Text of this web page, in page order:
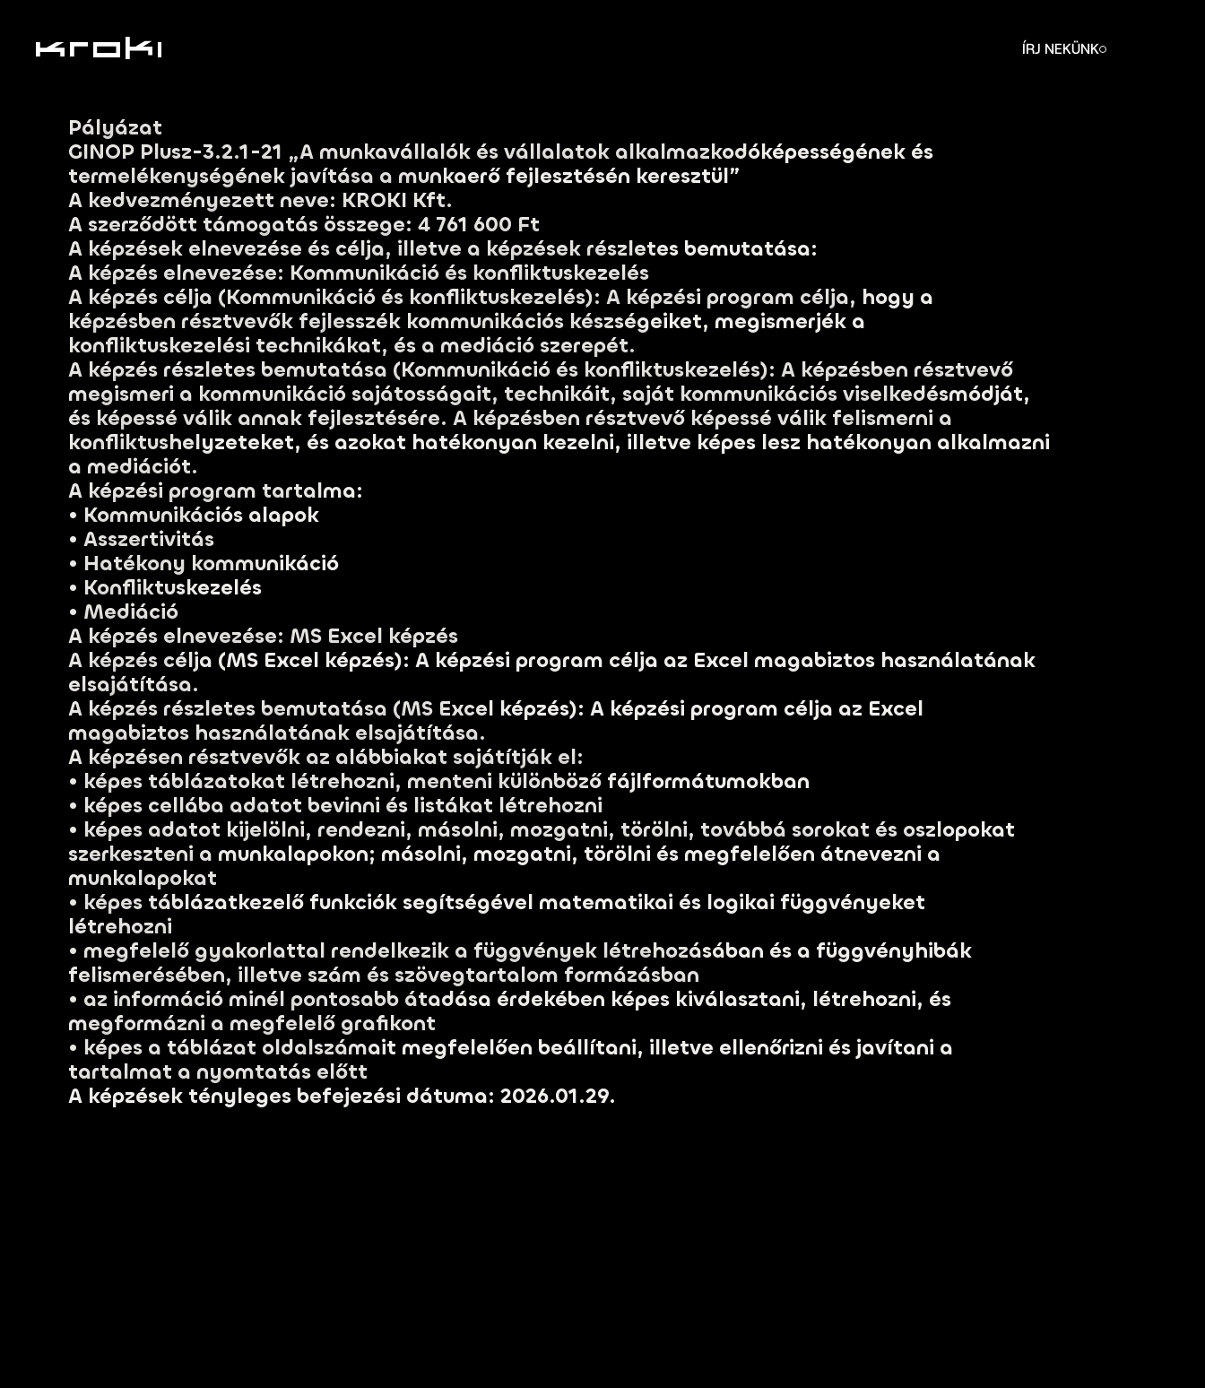
Pályázat
GINOP Plusz-3.2.1-21 „A munkavállalók és vállalatok alkalmazkodóképességének és
termelékenységének javítása a munkaerő fejlesztésén keresztül”
A kedvezményezett neve: KROKI Kft.
A szerződött támogatás összege: 4 761 600 Ft
A képzések elnevezése és célja, illetve a képzések részletes bemutatása:
A képzés elnevezése: Kommunikáció és konfliktuskezelés
A képzés célja (Kommunikáció és konfliktuskezelés): A képzési program célja, hogy a
képzésben résztvevők fejlesszék kommunikációs készségeiket, megismerjék a
konfliktuskezelési technikákat, és a mediáció szerepét.
A képzés részletes bemutatása (Kommunikáció és konfliktuskezelés): A képzésben résztvevő
megismeri a kommunikáció sajátosságait, technikáit, saját kommunikációs viselkedésmódját,
és képessé válik annak fejlesztésére. A képzésben résztvevő képessé válik felismerni a
konfliktushelyzeteket, és azokat hatékonyan kezelni, illetve képes lesz hatékonyan alkalmazni
a mediációt.
A képzési program tartalma:
• Kommunikációs alapok
• Asszertivitás
• Hatékony kommunikáció
• Konfliktuskezelés
• Mediáció
A képzés elnevezése: MS Excel képzés
A képzés célja (MS Excel képzés): A képzési program célja az Excel magabiztos használatának
elsajátítása.
A képzés részletes bemutatása (MS Excel képzés): A képzési program célja az Excel
magabiztos használatának elsajátítása.
A képzésen résztvevők az alábbiakat sajátítják el:
• képes táblázatokat létrehozni, menteni különböző fájlformátumokban
• képes cellába adatot bevinni és listákat létrehozni
• képes adatot kijelölni, rendezni, másolni, mozgatni, törölni, továbbá sorokat és oszlopokat
szerkeszteni a munkalapokon; másolni, mozgatni, törölni és megfelelően átnevezni a
munkalapokat
• képes táblázatkezelő funkciók segítségével matematikai és logikai függvényeket
létrehozni
• megfelelő gyakorlattal rendelkezik a függvények létrehozásában és a függvényhibák
felismerésében, illetve szám és szövegtartalom formázásban
• az információ minél pontosabb átadása érdekében képes kiválasztani, létrehozni, és
megformázni a megfelelő grafikont
• képes a táblázat oldalszámait megfelelően beállítani, illetve ellenőrizni és javítani a
tartalmat a nyomtatás előtt
A képzések tényleges befejezési dátuma: 2026.01.29.
ÍRJ NEKÜNK